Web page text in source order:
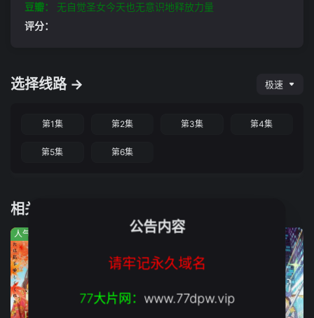
豆瓣：
无自觉圣女今天也无意识地释放力量
评分：
选择线路 → 极速
第1集 第2集 第3集 第4集
第5集 第6集
相关推荐
人气:649 人气:699
公告内容
请牢记永久域名
77大片网： www.77dpw.vip